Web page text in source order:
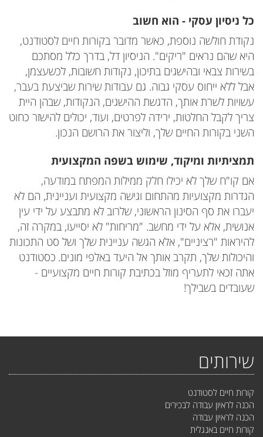
כל ניסיון עסקי - הוא חשוב
נקודת חולשה נוספת, כאשר מדובר בקורות חיים לסטודנט,
היא שהם נראים "ריקים". הניסיון דל, בדרך כלל מסתכם
בשירות צבאי ובהישגים בתיכון, נקודות חשובות, לכשעצמן,
אבל ללא ייחוס עסקי גבוה. גם עבודות שירות שביצעת בעבר,
עשויות לשרת אותך, הדגשת ההישגים, הנקודות, שבהן היית
צריך לקבל החלטות, ירידה לפרטים, ועוד, יכולים להישזר כחוט
השני בקורות החיים שלך, וליצור את הרושם הנכון.
תמציתיות ומיקוד, שימוש בשפה המקצועית
אם קו"ח שלך לא יכילו חלק ממילות המפתח במודעה,
הגדרות מקצועיות מהתחום וגישה מקצועית ועניינית, הם לא
יעברו את סף הסינון הראשוני, שלרוב לא מתבצע על ידי עין
אנושית, אלא על ידי מחשב. "מריחות" לא יסייעו, במקרה זה,
להיראות "רציניים", אלא הגשה עניינית שלך ושל סט התכונות
והיכולות שלך, תקרב אותך אל היעד באלפי מונים. כסטודנט
אתה זכאי לתעריף מוזל בכתיבת קורות חיים מקצועיים -
שעובדים בשבילך!
שירותים
קורות חיים לסטודנט
הכנה לראיון עבודה לבכירים
הכנה לראיון עבודה
קורות חיים באנגלית